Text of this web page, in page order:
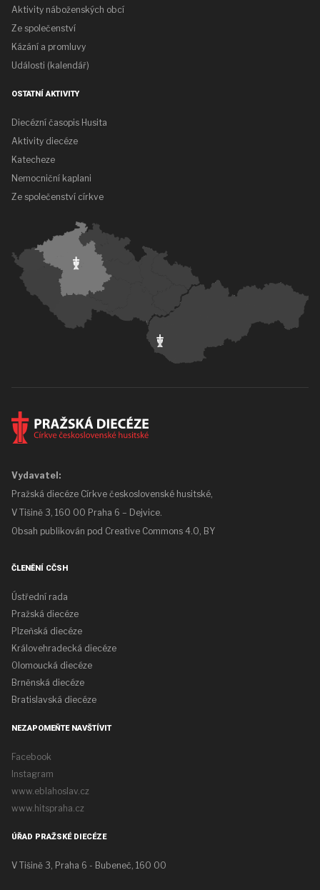
Aktivity náboženských obcí
Ze společenství
Kázání a promluvy
Události (kalendář)
OSTATNÍ AKTIVITY
Diecézní časopis Husita
Aktivity diecéze
Katecheze
Nemocniční kaplani
Ze společenství církve
Vydavatel:
Pražská diecéze Církve československé husitské,
V Tišině 3, 160 00 Praha 6 – Dejvice.
Obsah publikován pod Creative Commons 4.0, BY
ČLENĚNÍ CČSH
Ústřední rada
Pražská diecéze
Plzeňská diecéze
Královehradecká diecéze
Olomoucká diecéze
Brněnská diecéze
Bratislavská diecéze
NEZAPOMEŇTE NAVŠTÍVIT
Facebook
Instagram
www.eblahoslav.cz
www.hitspraha.cz
ÚŘAD PRAŽSKÉ DIECÉZE
V Tišině 3, Praha 6 - Bubeneč, 160 00